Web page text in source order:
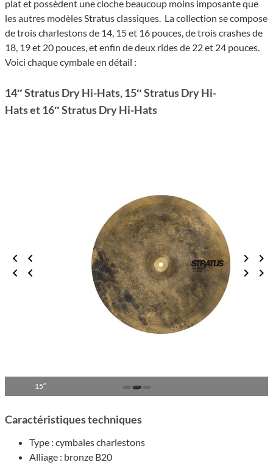
plat et possèdent une cloche beau­coup moins impo­sante que
les autres modèles Stra­tus clas­siques. La collec­tion se compose
de trois char­les­tons de 14, 15 et 16 pouces, de trois crashes de
18, 19 et 20 pouces, et enfin de deux rides de 22 et 24 pouces.
Voici chaque cymbale en détail :
14″ Stra­tus Dry Hi-Hats, 15″ Stra­tus Dry Hi-
Hats et 16″ Stra­tus Dry Hi-Hats
14″
Carac­té­ris­tiques tech­niques
Type : cymbales char­les­tons
Alliage : bronze B20